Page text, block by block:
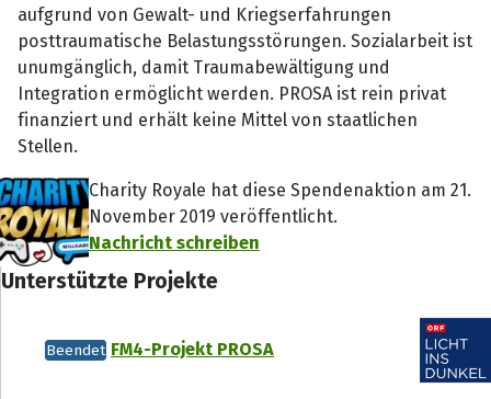
aufgrund von Gewalt- und Kriegserfahrungen
posttraumatische Belastungsstörungen. Sozialarbeit ist
unumgänglich, damit Traumabewältigung und
Integration ermöglicht werden. PROSA ist rein privat
finanziert und erhält keine Mittel von staatlichen
Stellen.
Charity Royale hat diese Spendenaktion am 21.
November 2019 veröffentlicht.
Nachricht schreiben
Unterstützte Projekte
Beendet FM4-Projekt PROSA